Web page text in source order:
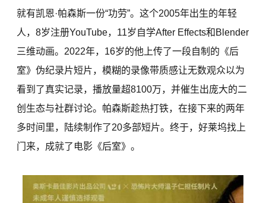
就有凯恩·帕森斯一份“功劳”。这个2005年出生的年轻
人，8岁注册YouTube，11岁自学After Effects和Blender
三维动画。2022年，16岁的他上传了一段自制的《后
室》伪纪录片短片，模糊的录像带质感让无数观众以为
看到了真实记录，播放量超8100万，并催生出庞大的二
创生态与社群讨论。帕森斯趁热打铁，在接下来的两年
多时间里，陆续制作了20多部短片。终于，好莱坞找上
门来，成就了电影《后室》。